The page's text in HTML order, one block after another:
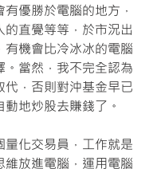
優勝於電腦的地方，
的直覺等等，於市況出
有機會比冷冰冰的電腦
。當然，我不完全認為
代，否則對沖基金早已
地炒股去賺錢了。
量化交易員，工作就是
維放進電腦，運用電腦